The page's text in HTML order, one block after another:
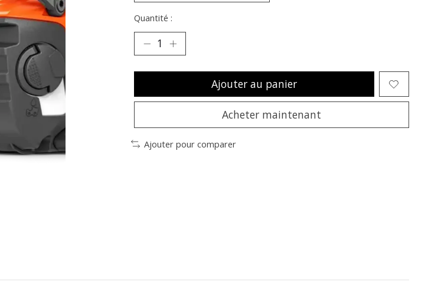
Quantité :
Ajouter au panier
Acheter maintenant
Ajouter pour comparer